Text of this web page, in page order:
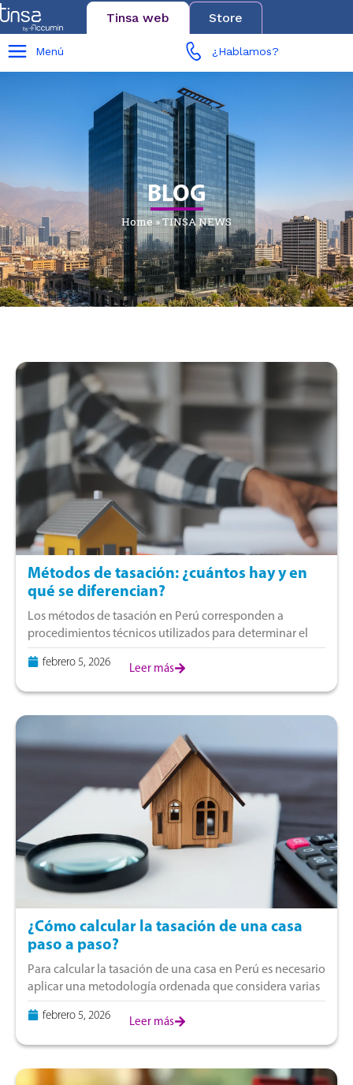
Tinsa web Store
Menú ¿Hablamos?
BLOG
Home»TINSA NEWS
Métodos de tasación: ¿cuántos hay y en
qué se diferencian?
Los métodos de tasación en Perú corresponden a
procedimientos técnicos utilizados para determinar el
valor de un bien, sea mueble, inmueble o incluso
intangible, con un propósito específico. Se aplican
febrero 5, 2026 Leer más
¿Cómo calcular la tasación de una casa
paso a paso?
Para calcular la tasación de una casa en Perú es necesario
aplicar una metodología ordenada que considera varias
etapas técnicas. El proceso comienza con la revisión de la
información legal
febrero 5, 2026 Leer más